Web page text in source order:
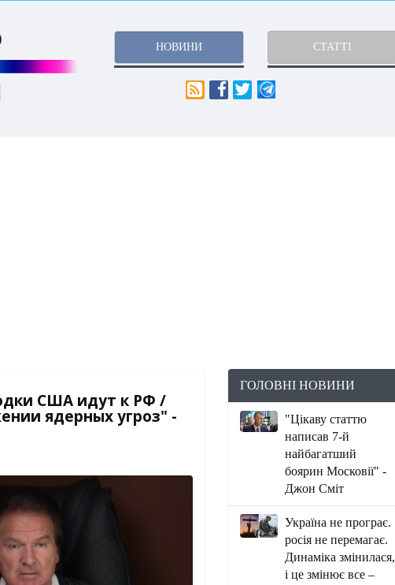
НОВИНИ СТАТТІ
США идут к РФ /
ядерных угроз" -
ГОЛОВНІ НОВИНИ
"Цікаву статтю
написав 7-й
найбагатший
боярин Московії" -
Джон Сміт
Україна не програє.
росія не перемагає.
Динаміка змінилася,
і це змінює все –